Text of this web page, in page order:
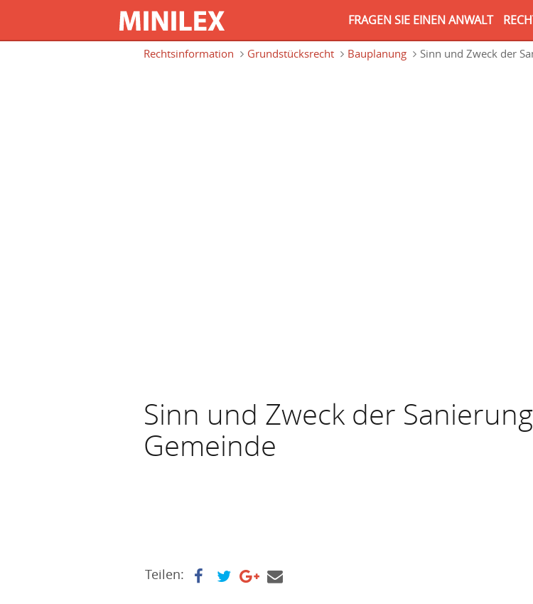
Direkt zum Inhalt
FRAGEN SIE EINEN ANWALT
Rechtsinformation Grundstücksrecht Bauplanung Sinn und Zweck der
Sinn und Zweck der
Gemeinde
Teilen: